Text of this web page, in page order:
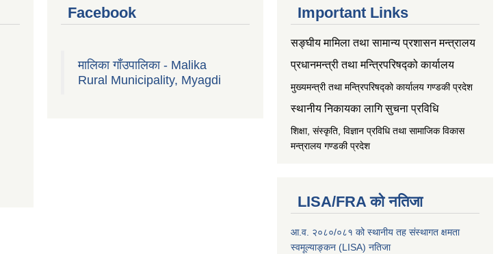
Facebook
मालिका गाँउपालिका - Malika
Rural Municipality, Myagdi
Important Links
सङ्‍घीय मामिला तथा सामान्य प्रशासन मन्त्रालय
प्रधानमन्त्री तथा मन्त्रिपरिषद्को कार्यालय
मुख्यमन्त्री तथा मन्त्रिपरिषद्को कार्यालय गण्डकी प्रदेश
स्थानीय निकायका लागि सुचना प्रविधि
शिक्षा, संस्कृति, विज्ञान प्रविधि तथा सामाजिक विकास
मन्त्रालय गण्डकी प्रदेश
LISA/FRA को नतिजा
आ.व. २०८०/०८१ को स्थानीय तह संस्थागत क्षमता
स्वमूल्याङ्कन (LISA) नतिजा